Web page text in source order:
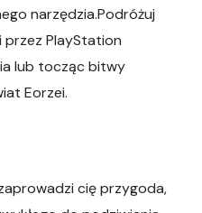
narzędzia.Podróżuj
przez PlayStation
lub tocząc bitwy
Eorzei.
cię przygoda,